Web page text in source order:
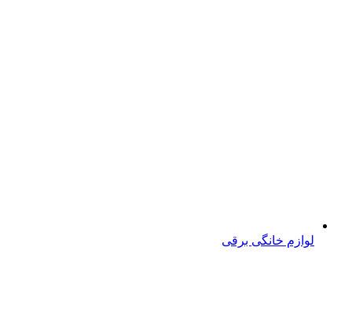
لوازم خانگی برقی